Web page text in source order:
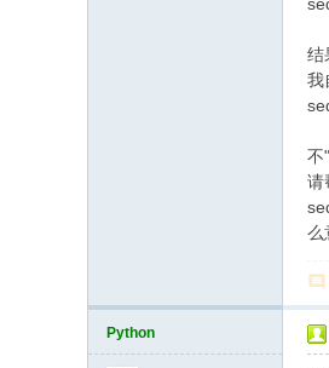
结
我
不
请
么
Python